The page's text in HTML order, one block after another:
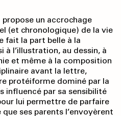
un accrochage
(et chronologique) de la vie
fait la part belle à la
à l’illustration, au dessin, à
et même à la composition
avant la lettre,
protéiforme dominé par la
influencé par sa sensibilité
lui permettre de parfaire
ses parents l’envoyèrent